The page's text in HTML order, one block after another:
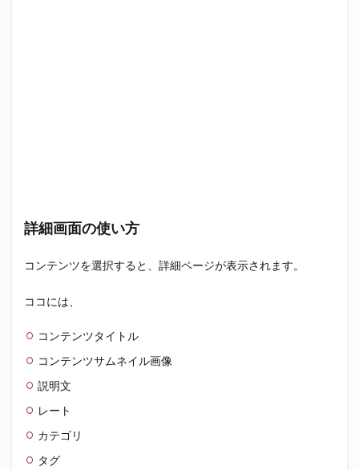
詳細画面の使い方
コンテンツを選択すると、詳細ページが表示されます。
ココには、
コンテンツタイトル
コンテンツサムネイル画像
説明文
レート
カテゴリ
タグ